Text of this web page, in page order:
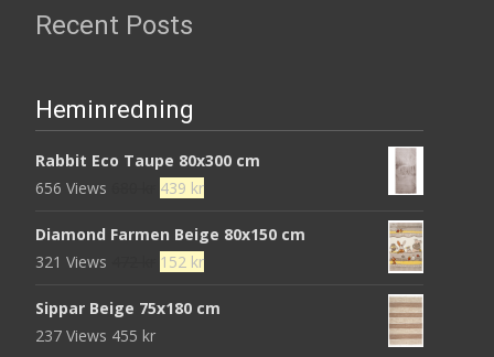
Recent Posts
Heminredning
Rabbit Eco Taupe 80x300 cm
656 Views
Det
priset
var:
439 krDet
priset
är:
Diamond Farmen Beige 80x150 cm
321 Views
Det
priset
152 krDet
priset
Sippar Beige 75x180 cm
237 Views 455 kr